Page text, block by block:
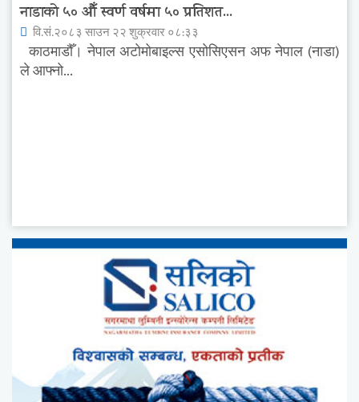
नाडाको ५० औँ स्वर्ण वर्षमा ५० प्रतिशत...
वि.सं.२०८३ साउन २२ शुक्रवार ०८:३३
काठमाडौँ। नेपाल अटोमोबाइल्स एसोसिएसन अफ नेपाल (नाडा)
ले आफ्नो...